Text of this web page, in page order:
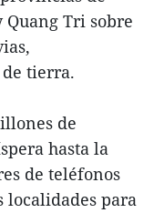
Tri sobre
tierra.
de
hasta la
de teléfonos
localidades para